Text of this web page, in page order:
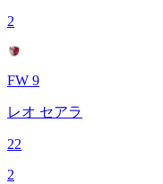
2
FW 9
レオ セアラ
22
2